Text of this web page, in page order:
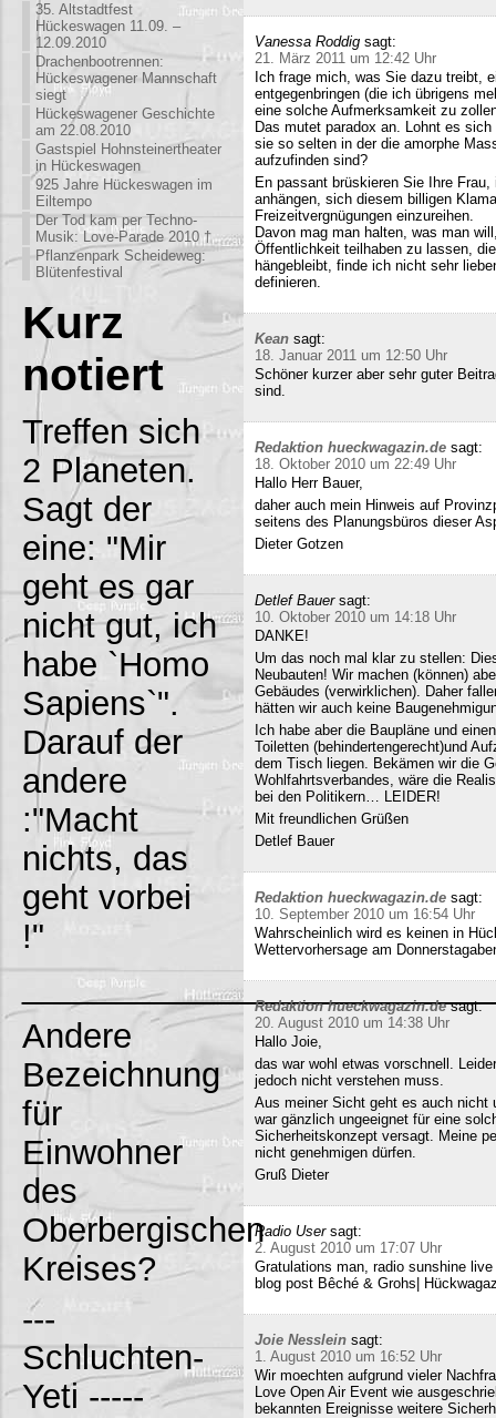
35. Altstadtfest
Hückeswagen 11.09. –
12.09.2010
Drachenbootrennen:
Hückeswagener Mannschaft
siegt
Hückeswagener Geschichte
am 22.08.2010
Gastspiel Hohnsteinertheater
in Hückeswagen
925 Jahre Hückeswagen im
Eiltempo
Der Tod kam per Techno-
Musik: Love-Parade 2010 †
Pflanzenpark Scheideweg:
Blütenfestival
Kurz
notiert
Treffen sich
2 Planeten.
Sagt der
eine: "Mir
geht es gar
nicht gut, ich
habe `Homo
Sapiens`".
Darauf der
andere
:"Macht
nichts, das
geht vorbei
!"
Andere
Bezeichnung
für
Einwohner
des
Oberbergischen
Kreises?
---
Schluchten-
Yeti -----
Vanessa Roddig sagt:
21. März 2011 um 12:42 Uhr
Ich frage mich, was Sie dazu treibt,
entgegenbringen (die ich übrigens
eine solche Aufmerksamkeit zu
Das mutet paradox an. Lohnt es
sie so selten in der die amorphe
aufzufinden sind?
En passant brüskieren Sie Ihre
anhängen, sich diesem billigen
Freizeitvergnügungen einzureihen.
Davon mag man halten, was man
Öffentlichkeit teilhaben zu lassen,
hängebleibt, finde ich nicht sehr
definieren.
Kean sagt:
18. Januar 2011 um 12:50 Uhr
Schöner kurzer aber sehr guter
sind.
Redaktion hueckwagazin.de sagt:
18. Oktober 2010 um 22:49 Uhr
Hallo Herr Bauer,
daher auch mein Hinweis auf
seitens des Planungsbüros dieser
Dieter Gotzen
Detlef Bauer sagt:
10. Oktober 2010 um 14:18 Uhr
DANKE!
Um das noch mal klar zu stellen:
Neubauten! Wir machen (können)
Gebäudes (verwirklichen). Daher
hätten wir auch keine
Ich habe aber die Baupläne und
Toiletten (behindertengerecht)und
dem Tisch liegen. Bekämen wir die
Wohlfahrtsverbandes, wäre die
bei den Politikern… LEIDER!
Mit freundlichen Grüßen
Detlef Bauer
Redaktion hueckwagazin.de sagt:
10. September 2010 um 16:54 Uhr
Wahrscheinlich wird es keinen in
Wettervorhersage am
Redaktion hueckwagazin.de sagt:
20. August 2010 um 14:38 Uhr
Hallo Joie,
das war wohl etwas vorschnell.
jedoch nicht verstehen muss.
Aus meiner Sicht geht es auch nicht
war gänzlich ungeeignet für eine
Sicherheitskonzept versagt. Meine
nicht genehmigen dürfen.
Gruß Dieter
Radio User sagt:
2. August 2010 um 17:07 Uhr
Gratulations man, radio sunshine
blog post Bêché & Grohs|
Joie Nesslein sagt:
1. August 2010 um 16:52 Uhr
Wir moechten aufgrund vieler
Love Open Air Event wie
bekannten Ereignisse weitere